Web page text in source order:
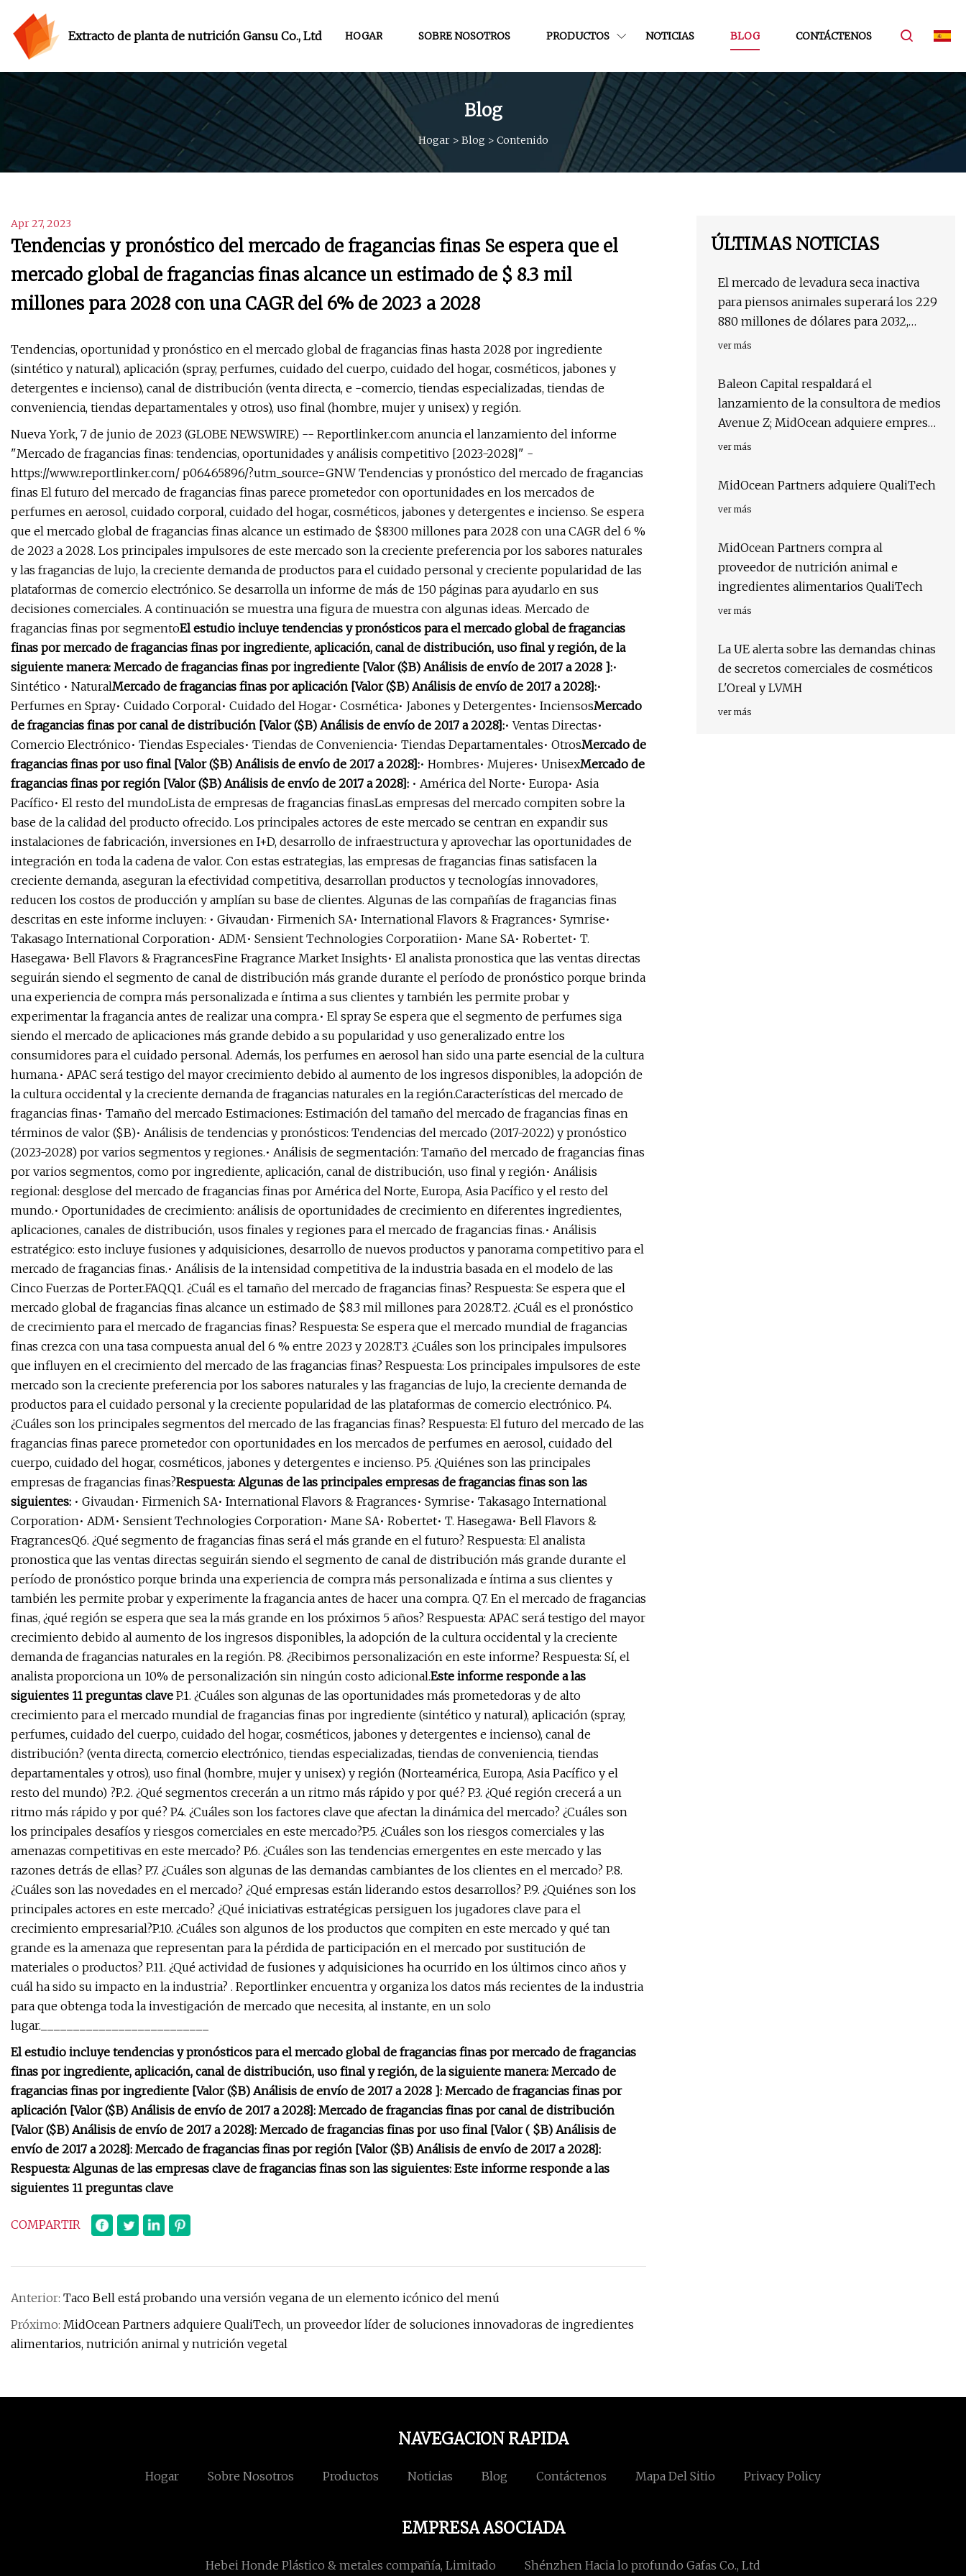
Extracto de planta de nutrición Gansu Co., Ltd HOGAR SOBRE NOSOTROS PRODUCTOS NOTICIAS BLOG CONTÁCTENOS
Blog
Hogar> Blog > Contenido
Apr 27, 2023
Tendencias y pronóstico del mercado de fragancias finas Se espera que el
mercado global de fragancias finas alcance un estimado de $ 8.3 mil
millones para 2028 con una CAGR del 6% de 2023 a 2028
Tendencias, oportunidad y pronóstico en el mercado global de fragancias finas hasta 2028 por ingrediente
(sintético y natural), aplicación (spray, perfumes, cuidado del cuerpo, cuidado del hogar, cosméticos, jabones y
detergentes e incienso), canal de distribución (venta directa, e -comercio, tiendas especializadas, tiendas de
conveniencia, tiendas departamentales y otros), uso final (hombre, mujer y unisex) y región.
Nueva York, 7 de junio de 2023 (GLOBE NEWSWIRE) -- Reportlinker.com anuncia el lanzamiento del informe
"Mercado de fragancias finas: tendencias, oportunidades y análisis competitivo [2023-2028]" -
https://www.reportlinker.com/ p06465896/?utm_source=GNW Tendencias y pronóstico del mercado de fragancias
finas El futuro del mercado de fragancias finas parece prometedor con oportunidades en los mercados de
perfumes en aerosol, cuidado corporal, cuidado del hogar, cosméticos, jabones y detergentes e incienso. Se espera
que el mercado global de fragancias finas alcance un estimado de $8300 millones para 2028 con una CAGR del 6 %
de 2023 a 2028. Los principales impulsores de este mercado son la creciente preferencia por los sabores naturales
y las fragancias de lujo, la creciente demanda de productos para el cuidado personal y creciente popularidad de las
plataformas de comercio electrónico. Se desarrolla un informe de más de 150 páginas para ayudarlo en sus
decisiones comerciales. A continuación se muestra una figura de muestra con algunas ideas. Mercado de
fragancias finas por segmentoEl estudio incluye tendencias y pronósticos para el mercado global de fragancias
finas por mercado de fragancias finas por ingrediente, aplicación, canal de distribución, uso final y región, de la
siguiente manera: Mercado de fragancias finas por ingrediente [Valor ($B) Análisis de envío de 2017 a 2028 ]:•
Sintético • NaturalMercado de fragancias finas por aplicación [Valor ($B) Análisis de envío de 2017 a 2028]:•
Perfumes en Spray• Cuidado Corporal• Cuidado del Hogar• Cosmética• Jabones y Detergentes• InciensosMercado
de fragancias finas por canal de distribución [Valor ($B) Análisis de envío de 2017 a 2028]:• Ventas Directas•
Comercio Electrónico• Tiendas Especiales• Tiendas de Conveniencia• Tiendas Departamentales• OtrosMercado de
fragancias finas por uso final [Valor ($B) Análisis de envío de 2017 a 2028]:• Hombres• Mujeres• UnisexMercado de
fragancias finas por región [Valor ($B) Análisis de envío de 2017 a 2028]: • América del Norte• Europa• Asia
Pacífico• El resto del mundoLista de empresas de fragancias finasLas empresas del mercado compiten sobre la
base de la calidad del producto ofrecido. Los principales actores de este mercado se centran en expandir sus
instalaciones de fabricación, inversiones en I+D, desarrollo de infraestructura y aprovechar las oportunidades de
integración en toda la cadena de valor. Con estas estrategias, las empresas de fragancias finas satisfacen la
creciente demanda, aseguran la efectividad competitiva, desarrollan productos y tecnologías innovadores,
reducen los costos de producción y amplían su base de clientes. Algunas de las compañías de fragancias finas
descritas en este informe incluyen: • Givaudan• Firmenich SA• International Flavors & Fragrances• Symrise•
Takasago International Corporation• ADM• Sensient Technologies Corporatiion• Mane SA• Robertet• T.
Hasegawa• Bell Flavors & FragrancesFine Fragrance Market Insights• El analista pronostica que las ventas directas
seguirán siendo el segmento de canal de distribución más grande durante el período de pronóstico porque brinda
una experiencia de compra más personalizada e íntima a sus clientes y también les permite probar y
experimentar la fragancia antes de realizar una compra.• El spray Se espera que el segmento de perfumes siga
siendo el mercado de aplicaciones más grande debido a su popularidad y uso generalizado entre los
consumidores para el cuidado personal. Además, los perfumes en aerosol han sido una parte esencial de la cultura
humana.• APAC será testigo del mayor crecimiento debido al aumento de los ingresos disponibles, la adopción de
la cultura occidental y la creciente demanda de fragancias naturales en la región.Características del mercado de
fragancias finas• Tamaño del mercado Estimaciones: Estimación del tamaño del mercado de fragancias finas en
términos de valor ($B)• Análisis de tendencias y pronósticos: Tendencias del mercado (2017-2022) y pronóstico
(2023-2028) por varios segmentos y regiones.• Análisis de segmentación: Tamaño del mercado de fragancias finas
por varios segmentos, como por ingrediente, aplicación, canal de distribución, uso final y región• Análisis
regional: desglose del mercado de fragancias finas por América del Norte, Europa, Asia Pacífico y el resto del
mundo.• Oportunidades de crecimiento: análisis de oportunidades de crecimiento en diferentes ingredientes,
aplicaciones, canales de distribución, usos finales y regiones para el mercado de fragancias finas.• Análisis
estratégico: esto incluye fusiones y adquisiciones, desarrollo de nuevos productos y panorama competitivo para el
mercado de fragancias finas.• Análisis de la intensidad competitiva de la industria basada en el modelo de las
Cinco Fuerzas de Porter.FAQQ1. ¿Cuál es el tamaño del mercado de fragancias finas? Respuesta: Se espera que el
mercado global de fragancias finas alcance un estimado de $8.3 mil millones para 2028.T2. ¿Cuál es el pronóstico
de crecimiento para el mercado de fragancias finas? Respuesta: Se espera que el mercado mundial de fragancias
finas crezca con una tasa compuesta anual del 6 % entre 2023 y 2028.T3. ¿Cuáles son los principales impulsores
que influyen en el crecimiento del mercado de las fragancias finas? Respuesta: Los principales impulsores de este
mercado son la creciente preferencia por los sabores naturales y las fragancias de lujo, la creciente demanda de
productos para el cuidado personal y la creciente popularidad de las plataformas de comercio electrónico. P4.
¿Cuáles son los principales segmentos del mercado de las fragancias finas? Respuesta: El futuro del mercado de las
fragancias finas parece prometedor con oportunidades en los mercados de perfumes en aerosol, cuidado del
cuerpo, cuidado del hogar, cosméticos, jabones y detergentes e incienso. P5. ¿Quiénes son las principales
empresas de fragancias finas?Respuesta: Algunas de las principales empresas de fragancias finas son las
siguientes: • Givaudan• Firmenich SA• International Flavors & Fragrances• Symrise• Takasago International
Corporation• ADM• Sensient Technologies Corporation• Mane SA• Robertet• T. Hasegawa• Bell Flavors &
FragrancesQ6. ¿Qué segmento de fragancias finas será el más grande en el futuro? Respuesta: El analista
pronostica que las ventas directas seguirán siendo el segmento de canal de distribución más grande durante el
período de pronóstico porque brinda una experiencia de compra más personalizada e íntima a sus clientes y
también les permite probar y experimente la fragancia antes de hacer una compra. Q7. En el mercado de fragancias
finas, ¿qué región se espera que sea la más grande en los próximos 5 años? Respuesta: APAC será testigo del mayor
crecimiento debido al aumento de los ingresos disponibles, la adopción de la cultura occidental y la creciente
demanda de fragancias naturales en la región. P8. ¿Recibimos personalización en este informe? Respuesta: Sí, el
analista proporciona un 10% de personalización sin ningún costo adicional.Este informe responde a las
siguientes 11 preguntas clave P.1. ¿Cuáles son algunas de las oportunidades más prometedoras y de alto
crecimiento para el mercado mundial de fragancias finas por ingrediente (sintético y natural), aplicación (spray,
perfumes, cuidado del cuerpo, cuidado del hogar, cosméticos, jabones y detergentes e incienso), canal de
distribución? (venta directa, comercio electrónico, tiendas especializadas, tiendas de conveniencia, tiendas
departamentales y otros), uso final (hombre, mujer y unisex) y región (Norteamérica, Europa, Asia Pacífico y el
resto del mundo) ?P.2. ¿Qué segmentos crecerán a un ritmo más rápido y por qué? P.3. ¿Qué región crecerá a un
ritmo más rápido y por qué? P.4. ¿Cuáles son los factores clave que afectan la dinámica del mercado? ¿Cuáles son
los principales desafíos y riesgos comerciales en este mercado?P.5. ¿Cuáles son los riesgos comerciales y las
amenazas competitivas en este mercado? P.6. ¿Cuáles son las tendencias emergentes en este mercado y las
razones detrás de ellas? P.7. ¿Cuáles son algunas de las demandas cambiantes de los clientes en el mercado? P.8.
¿Cuáles son las novedades en el mercado? ¿Qué empresas están liderando estos desarrollos? P.9. ¿Quiénes son los
principales actores en este mercado? ¿Qué iniciativas estratégicas persiguen los jugadores clave para el
crecimiento empresarial?P.10. ¿Cuáles son algunos de los productos que compiten en este mercado y qué tan
grande es la amenaza que representan para la pérdida de participación en el mercado por sustitución de
materiales o productos? P.11. ¿Qué actividad de fusiones y adquisiciones ha ocurrido en los últimos cinco años y
cuál ha sido su impacto en la industria? . Reportlinker encuentra y organiza los datos más recientes de la industria
para que obtenga toda la investigación de mercado que necesita, al instante, en un solo
lugar.__________________________
El estudio incluye tendencias y pronósticos para el mercado global de fragancias finas por mercado de fragancias
finas por ingrediente, aplicación, canal de distribución, uso final y región, de la siguiente manera: Mercado de
fragancias finas por ingrediente [Valor ($B) Análisis de envío de 2017 a 2028 ]: Mercado de fragancias finas por
aplicación [Valor ($B) Análisis de envío de 2017 a 2028]: Mercado de fragancias finas por canal de distribución
[Valor ($B) Análisis de envío de 2017 a 2028]: Mercado de fragancias finas por uso final [Valor ( $B) Análisis de
envío de 2017 a 2028]: Mercado de fragancias finas por región [Valor ($B) Análisis de envío de 2017 a 2028]:
Respuesta: Algunas de las empresas clave de fragancias finas son las siguientes: Este informe responde a las
siguientes 11 preguntas clave
COMPARTIR
Anterior: Taco Bell está probando una versión vegana de un elemento icónico del menú
Próximo: MidOcean Partners adquiere QualiTech, un proveedor líder de soluciones innovadoras de ingredientes
alimentarios, nutrición animal y nutrición vegetal
ÚLTIMAS NOTICIAS
El mercado de levadura seca inactiva
para piensos animales superará los 229
880 millones de dólares para 2032,
según Graphical Research con
ver más
Baleon Capital respaldará el
lanzamiento de la consultora de medios
Avenue Z; MidOcean adquiere empresa
de alimentos e ingredientes
ver más
MidOcean Partners adquiere QualiTech
ver más
MidOcean Partners compra al
proveedor de nutrición animal e
ingredientes alimentarios QualiTech
ver más
La UE alerta sobre las demandas chinas
de secretos comerciales de cosméticos
L'Oreal y LVMH
ver más
NAVEGACION RAPIDA
Hogar Sobre Nosotros Productos Noticias Blog Contáctenos Mapa Del Sitio Privacy Policy
EMPRESA ASOCIADA
Hebei Honde Plástico & metales compañía, Limitado Shénzhen Hacia lo profundo Gafas Co., Ltd